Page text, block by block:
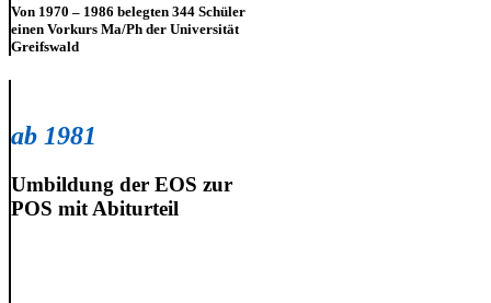
Von 1970 – 1986 belegten 344 Schüler
einen Vorkurs Ma/Ph der Universität
Greifswald
ab 1981
Umbildung der EOS zur
POS mit Abiturteil